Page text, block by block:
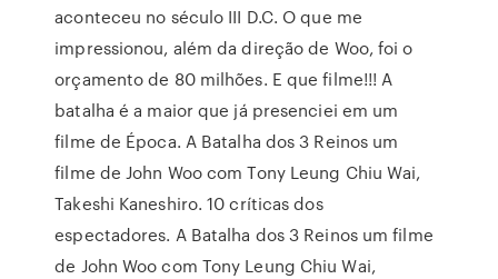
aconteceu no século III D.C. O que me
impressionou, além da direção de Woo, foi o
orçamento de 80 milhões. E que filme!!! A
batalha é a maior que já presenciei em um
filme de Época. A Batalha dos 3 Reinos um
filme de John Woo com Tony Leung Chiu Wai,
Takeshi Kaneshiro. 10 críticas dos
espectadores. A Batalha dos 3 Reinos um filme
de John Woo com Tony Leung Chiu Wai,